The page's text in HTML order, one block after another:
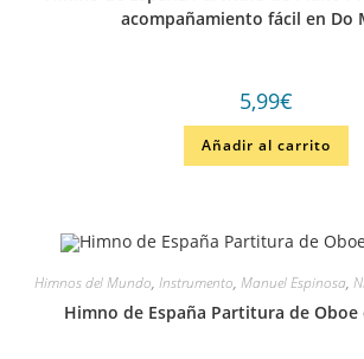
acompañamiento fácil en Do
5,99€
Añadir al carrito
Himnos del Mundo, Instrumento, Manuel Espinosa,
Himno de España Partitura de